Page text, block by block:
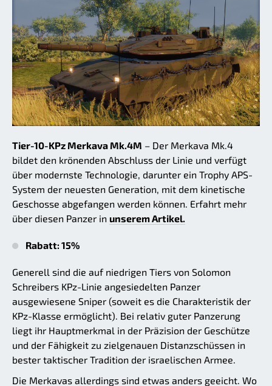
Tier-10-KPz Merkava Mk.4M – Der Merkava Mk.4
bildet den krönenden Abschluss der Linie und verfügt
über modernste Technologie, darunter ein Trophy APS-
System der neuesten Generation, mit dem kinetische
Geschosse abgefangen werden können. Erfahrt mehr
über diesen Panzer in unserem Artikel.
Rabatt: 15%
Generell sind die auf niedrigen Tiers von Solomon
Schreibers KPz-Linie angesiedelten Panzer
ausgewiesene Sniper (soweit es die Charakteristik der
KPz-Klasse ermöglicht). Bei relativ guter Panzerung
liegt ihr Hauptmerkmal in der Präzision der Geschütze
und der Fähigkeit zu zielgenauen Distanzschüssen in
bester taktischer Tradition der israelischen Armee.
Die Merkavas allerdings sind etwas anders geeicht. Wo